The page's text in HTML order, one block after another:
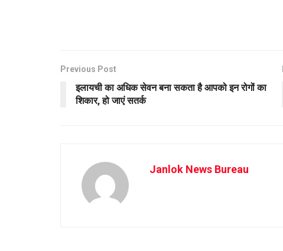
Previous Post
इलायची का अधिक सेवन बना सकता है आपको इन रोगों का
शिकार, हो जाएं सतर्क
Janlok News Bureau